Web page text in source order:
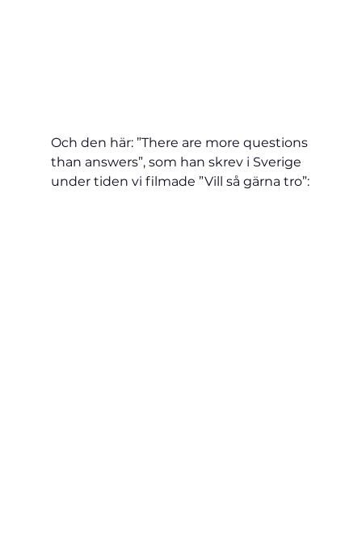
Och den här: ”There are more questions
than answers”, som han skrev i Sverige
under tiden vi filmade ”Vill så gärna tro”: